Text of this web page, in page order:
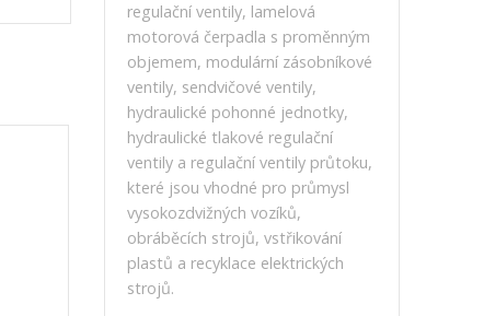
regulační ventily, lamelová
motorová čerpadla s proměnným
objemem, modulární zásobníkové
ventily, sendvičové ventily,
hydraulické pohonné jednotky,
hydraulické tlakové regulační
ventily a regulační ventily průtoku,
které jsou vhodné pro průmysl
vysokozdvižných vozíků,
obráběcích strojů, vstřikování
plastů a recyklace elektrických
strojů.